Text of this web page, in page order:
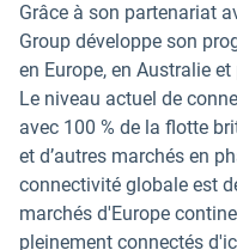
Grâce à son partenariat
Group développe son
en Europe, en Australie
Le niveau actuel de
avec 100 % de la flotte
et d’autres marchés en
connectivité globale est
marchés d'Europe
pleinement connectés